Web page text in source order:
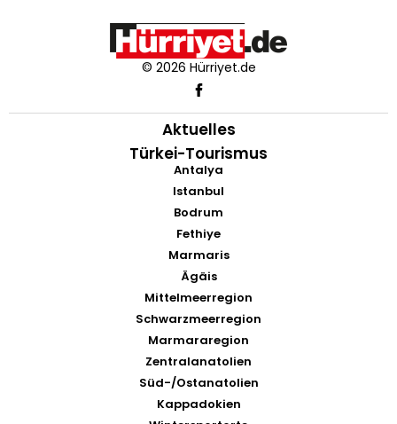
© 2026 Hürriyet.de
Aktuelles
Türkei-Tourismus
Antalya
Istanbul
Bodrum
Fethiye
Marmaris
Ägäis
Mittelmeerregion
Schwarzmeerregion
Marmararegion
Zentralanatolien
Süd-/Ostanatolien
Kappadokien